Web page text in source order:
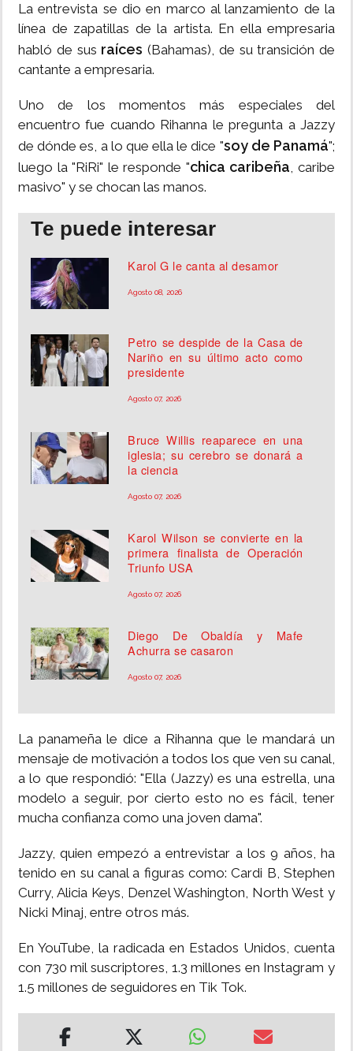
La entrevista se dio en marco al lanzamiento de la
línea de zapatillas de la artista. En ella empresaria
habló de sus raíces (Bahamas), de su transición de
cantante a empresaria.
Uno de los momentos más especiales del
encuentro fue cuando Rihanna le pregunta a Jazzy
de dónde es, a lo que ella le dice "soy de Panamá";
luego la "RiRi" le responde "chica caribeña, caribe
masivo" y se chocan las manos.
Te puede interesar
Karol G le canta al desamor
Agosto 08, 2026
Petro se despide de la Casa de
Nariño en su último acto como
presidente
Agosto 07, 2026
Bruce Willis reaparece en una
iglesia; su cerebro se donará a
la ciencia
Agosto 07, 2026
Karol Wilson se convierte en la
primera finalista de Operación
Triunfo USA
Agosto 07, 2026
Diego De Obaldía y Mafe
Achurra se casaron
Agosto 07, 2026
La panameña le dice a Rihanna que le mandará un
mensaje de motivación a todos los que ven su canal,
a lo que respondió: "Ella (Jazzy) es una estrella, una
modelo a seguir, por cierto esto no es fácil, tener
mucha confianza como una joven dama".
Jazzy, quien empezó a entrevistar a los 9 años, ha
tenido en su canal a figuras como: Cardi B, Stephen
Curry, Alicia Keys, Denzel Washington, North West y
Nicki Minaj, entre otros más.
En YouTube, la radicada en Estados Unidos, cuenta
con 730 mil suscriptores, 1.3 millones en Instagram y
1.5 millones de seguidores en Tik Tok.